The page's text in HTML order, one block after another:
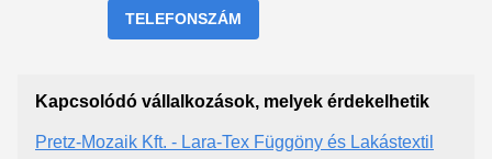
TELEFONSZÁM
Kapcsolódó vállalkozások, melyek érdekelhetik
Pretz-Mozaik Kft. - Lara-Tex Függöny és Lakástextil